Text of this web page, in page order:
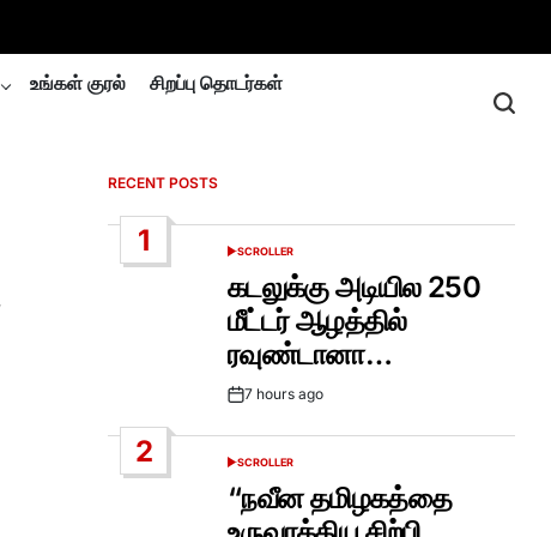
உங்கள் குரல் சிறப்பு தொடர்கள்
RECENT POSTS
1
POSTED
SCROLLER
கடலுக்கு அடியில 250
மீட்டர் ஆழத்தில்
ரவுண்டானா…
Post7 hours ago
2
POSTED
SCROLLER
“நவீன தமிழகத்தை